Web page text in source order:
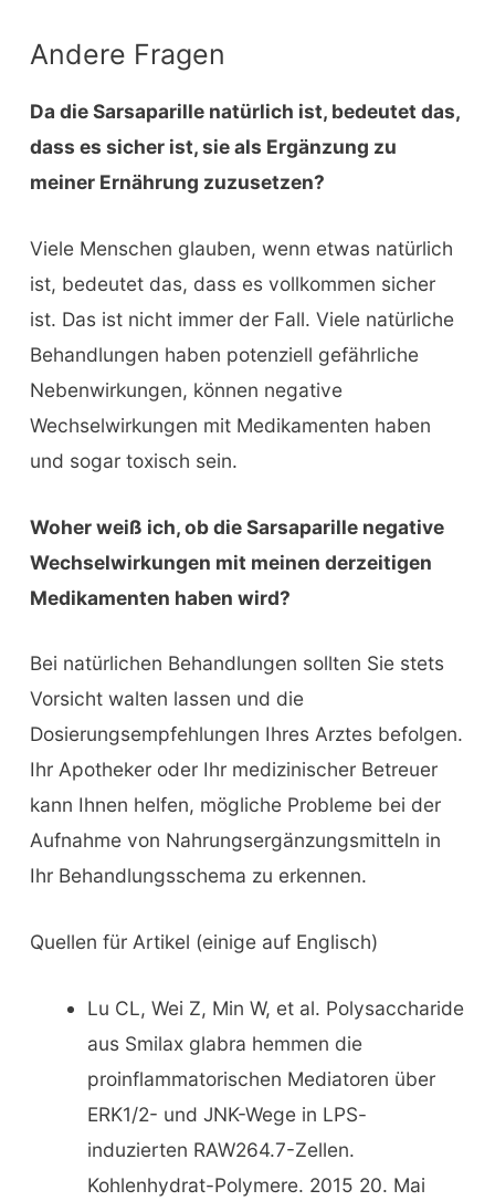
Andere Fragen
Da die Sarsaparille natürlich ist, bedeutet das,
dass es sicher ist, sie als Ergänzung zu
meiner Ernährung zuzusetzen?
Viele Menschen glauben, wenn etwas natürlich
ist, bedeutet das, dass es vollkommen sicher
ist. Das ist nicht immer der Fall. Viele natürliche
Behandlungen haben potenziell gefährliche
Nebenwirkungen, können negative
Wechselwirkungen mit Medikamenten haben
und sogar toxisch sein.
Woher weiß ich, ob die Sarsaparille negative
Wechselwirkungen mit meinen derzeitigen
Medikamenten haben wird?
Bei natürlichen Behandlungen sollten Sie stets
Vorsicht walten lassen und die
Dosierungsempfehlungen Ihres Arztes befolgen.
Ihr Apotheker oder Ihr medizinischer Betreuer
kann Ihnen helfen, mögliche Probleme bei der
Aufnahme von Nahrungsergänzungsmitteln in
Ihr Behandlungsschema zu erkennen.
Quellen für Artikel (einige auf Englisch)
Lu CL, Wei Z, Min W, et al. Polysaccharide
aus Smilax glabra hemmen die
proinflammatorischen Mediatoren über
ERK1/2- und JNK-Wege in LPS-
induzierten RAW264.7-Zellen.
Kohlenhydrat-Polymere. 2015 20. Mai